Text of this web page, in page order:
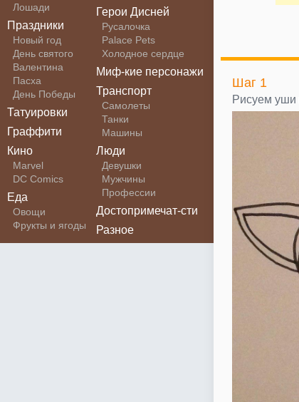
Лошади
Праздники
Новый год
День святого
Валентина
Пасха
День Победы
Татуировки
Граффити
Кино
Marvel
DC Comics
Еда
Овощи
Фрукты и ягоды
Герои Дисней
Русалочка
Palace Pets
Холодное сердце
Миф-кие персонажи
Транспорт
Самолеты
Танки
Машины
Люди
Девушки
Мужчины
Профессии
Достопримечат-сти
Разное
Шаг 1
Рисуем уши